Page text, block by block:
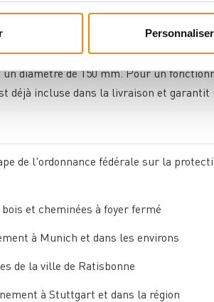
Personnaliser
plus nécessaire. Le raccordement
à l'arrière du poêle est
avec une longueur maximale de
diamètre de 150 mm. Pour un
déjà incluse dans la livraison et
de l'ordonnance fédérale sur la
et cheminées à foyer fermé
à Munich et dans les environs
de la ville de Ratisbonne
à Stuttgart et dans la région